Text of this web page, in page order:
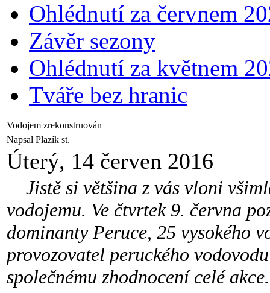
Ohlédnutí za červnem
Závěr sezony
Ohlédnutí za květnem
Tváře bez hranic
Vodojem zrekonstruován
Napsal Plazík st.
Úterý, 14 červen 2016
Jistě si většina z vás vloni
vodojemu. Ve čtvrtek 9. června
dominanty Peruce, 25 vysokého
provozovatel peruckého
společnému zhodnocení celé akce.